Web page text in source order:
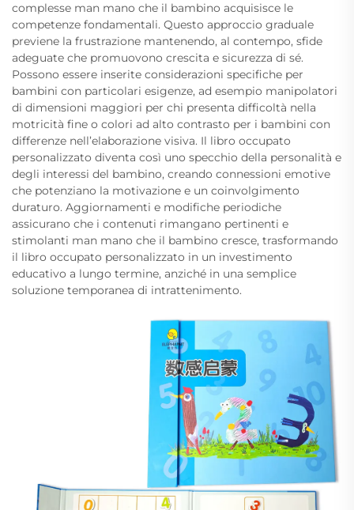
complesse man mano che il bambino acquisisce le
competenze fondamentali. Questo approccio graduale
previene la frustrazione mantenendo, al contempo, sfide
adeguate che promuovono crescita e sicurezza di sé.
Possono essere inserite considerazioni specifiche per
bambini con particolari esigenze, ad esempio manipolatori
di dimensioni maggiori per chi presenta difficoltà nella
motricità fine o colori ad alto contrasto per i bambini con
differenze nell’elaborazione visiva. Il libro occupato
personalizzato diventa così uno specchio della personalità e
degli interessi del bambino, creando connessioni emotive
che potenziano la motivazione e un coinvolgimento
duraturo. Aggiornamenti e modifiche periodiche
assicurano che i contenuti rimangano pertinenti e
stimolanti man mano che il bambino cresce, trasformando
il libro occupato personalizzato in un investimento
educativo a lungo termine, anziché in una semplice
soluzione temporanea di intrattenimento.